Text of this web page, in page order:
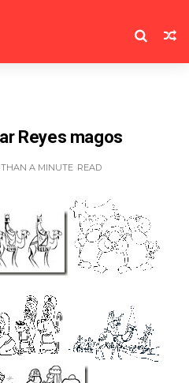
Reyes magos
THAN A MINUTE READ